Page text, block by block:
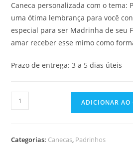
Caneca personalizada com o tema:
uma ótima lembrança para você
especial para ser Madrinha de seu
amar receber esse mimo como
Prazo de entrega: 3 a 5 dias úteis
ADICIONAR AO
Categorias: Canecas, Padrinhos